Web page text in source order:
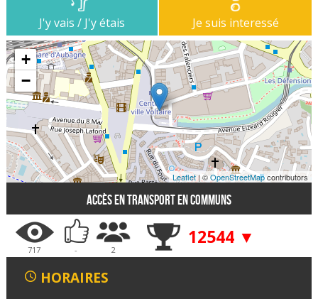
J'y vais / J'y étais Je suis interessé
+
−
Leaflet| ©OpenStreetMapcontributors
Accès en transport en communs
717 - 2
12544 ▼
HORAIRES